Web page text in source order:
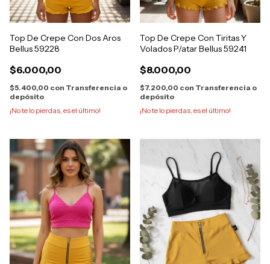
Top De Crepe Con Dos Aros
Bellus 59228
$6.000,00
$5.400,00 con Transferencia o
depósito
¡No te lo pierdas, es el último!
Top De Crepe Con Tiritas Y
Volados P/atar Bellus 59241
$8.000,00
$7.200,00 con Transferencia o
depósito
¡No te lo pierdas, es el último!